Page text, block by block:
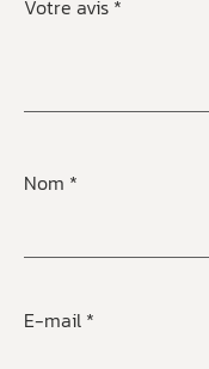
Votre avis *
Nom *
E-mail *